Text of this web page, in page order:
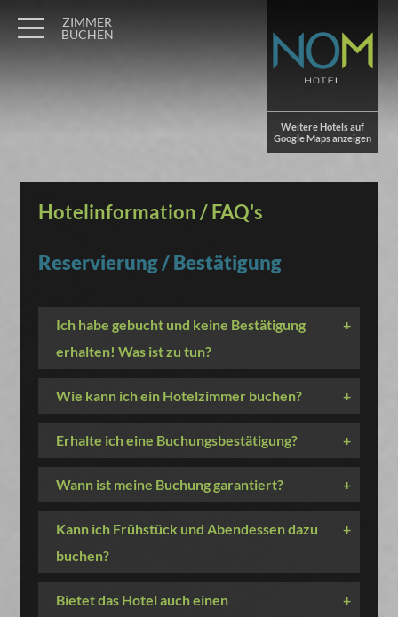
Weitere Hotels auf
Google Maps anzeigen
ZIMMER
BUCHEN
Hotelinformation / FAQ's
Reservierung / Bestätigung
Ich habe gebucht und keine Bestätigung
erhalten! Was ist zu tun?
+
Wie kann ich ein Hotelzimmer buchen? +
Erhalte ich eine Buchungsbestätigung? +
Wann ist meine Buchung garantiert? +
Kann ich Frühstück und Abendessen dazu
buchen?
+
Bietet das Hotel auch einen
+